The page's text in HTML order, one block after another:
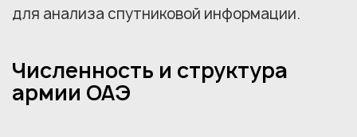
для анализа спутниковой информации.
Численность и структура
армии ОАЭ